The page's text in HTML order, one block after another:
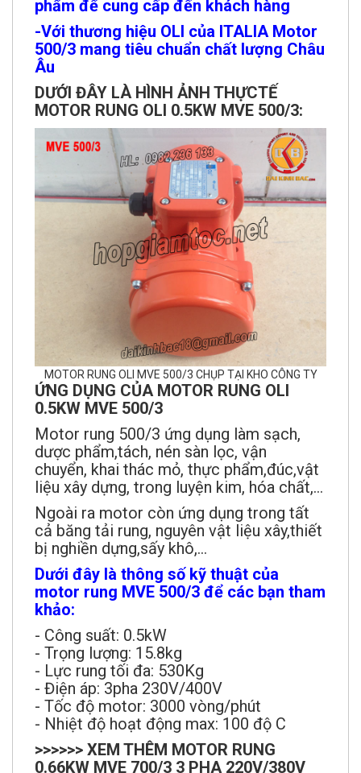
-Với thương hiệu OLI của ITALIA Motor
500/3 mang tiêu chuẩn chất lượng Châu
Âu
DƯỚI ĐÂY LÀ HÌNH ẢNH THỰCTẾ
MOTOR RUNG OLI 0.5KW MVE 500/3:
MOTOR RUNG OLI MVE 500/3 CHỤP TẠI KHO CÔNG TY
ỨNG DỤNG CỦA MOTOR RUNG OLI
0.5KW MVE 500/3
Motor rung 500/3 ứng dụng làm sạch,
dược phẩm,tách, nén sàn lọc, vận
chuyển, khai thác mỏ, thực phẩm,đúc,vật
liệu xây dựng, trong luyện kim, hóa chất,...
Ngoài ra motor còn ứng dụng trong tất
cả băng tải rung, nguyên vật liệu xây,thiết
bị nghiền dựng,sấy khô,...
Dưới đây là thông số kỹ thuật của
motor rung MVE 500/3 để các bạn tham
khảo:
- Công suất: 0.5kW
- Trọng lượng: 15.8kg
- Lực rung tối đa: 530Kg
- Điện áp: 3pha 230V/400V
- Tốc độ motor: 3000 vòng/phút
- Nhiệt độ hoạt động max: 100 độ C
>>>>>> XEM THÊM MOTOR RUNG
0.66KW MVE 700/3 3 PHA 220V/380V